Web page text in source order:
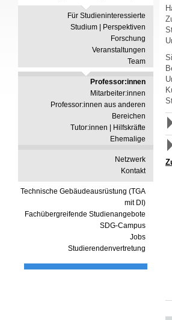
Für Studieninteressierte
Studium | Perspektiven
Forschung
Veranstaltungen
Team
Professor:innen
Mitarbeiter:innen
Professor:innen aus anderen
Bereichen
Tutor:innen | Hilfskräfte
Ehemalige
Netzwerk
Kontakt
Technische Gebäudeausrüstung (TGA
mit DI)
Fachübergreifende Studienangebote
SDG-Campus
Jobs
Studierendenvertretung